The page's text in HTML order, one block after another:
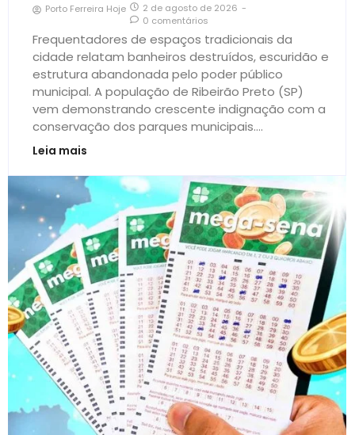
Porto Ferreira Hoje 2 de agosto de 2026 -
0 comentários
Frequentadores de espaços tradicionais da
cidade relatam banheiros destruídos, escuridão e
estrutura abandonada pelo poder público
municipal. A população de Ribeirão Preto (SP)
vem demonstrando crescente indignação com a
conservação dos parques municipais....
Leia mais